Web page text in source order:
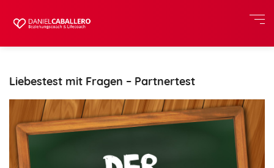
Liebestest mit Fragen – Partnertest